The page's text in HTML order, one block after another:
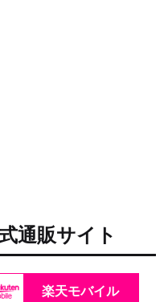
通販サイト
楽天モバイル